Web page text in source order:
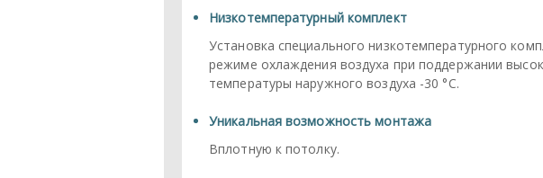
Низкотемпературный комплект
Установка специального низкотемпературного
режиме охлаждения воздуха при поддержании
температуры наружного воздуха -30 °С.
Уникальная возможность монтажа
Вплотную к потолку.